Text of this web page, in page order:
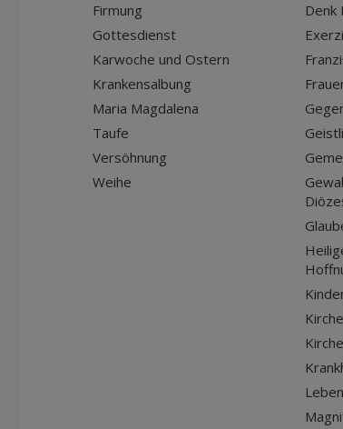
Firmung
Gottesdienst
Karwoche und Ostern
Krankensalbung
Maria Magdalena
Taufe
Versöhnung
Weihe
Denk